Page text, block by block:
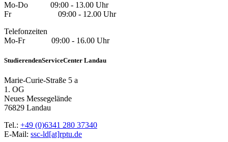
Mo-Do 09:00 - 13.00 Uhr
Fr 09:00 - 12.00 Uhr
Telefonzeiten
Mo-Fr 09:00 - 16.00 Uhr
StudierendenServiceCenter Landau
Marie-Curie-Straße 5 a
1. OG
Neues Messegelände
76829 Landau
Tel.: +49 (0)6341 280 37340
E-Mail: ssc-ld[at]rptu.de